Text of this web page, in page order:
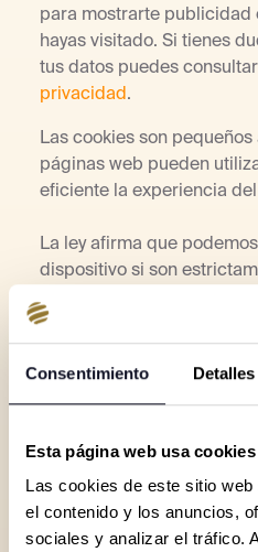
Consentimiento Detalles
Esta página web usa
Las cookies de este sitio
el contenido y los anuncios,
sociales y analizar el tráfico.
para mostrarte publicidad
hayas visitado. Si tienes
tus datos puedes
privacidad.
Las cookies son
páginas web pueden
eficiente la experiencia
La ley afirma que
dispositivo si son
tipos de cookies
Esta página utiliza tipos
Algunas cookies son
En cualquier momento
consentimiento desde la
nuestro sitio web.